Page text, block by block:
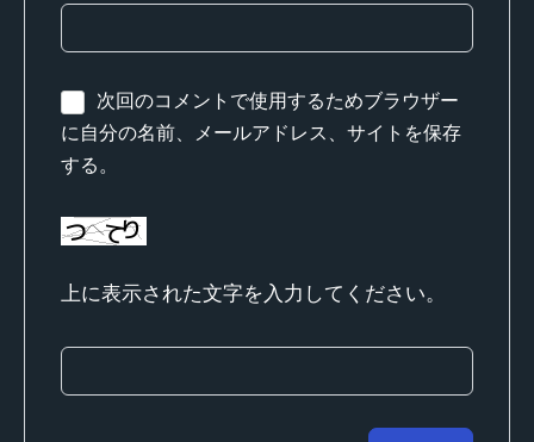
次回のコメントで使用するためブラウザー
に自分の名前、メールアドレス、サイトを保存
する。
上に表示された文字を入力してください。